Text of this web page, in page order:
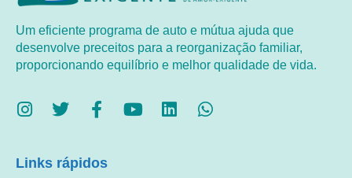
Um eficiente programa de auto e mútua ajuda que
desenvolve preceitos para a reorganização familiar,
proporcionando equilíbrio e melhor qualidade de vida.
Links rápidos